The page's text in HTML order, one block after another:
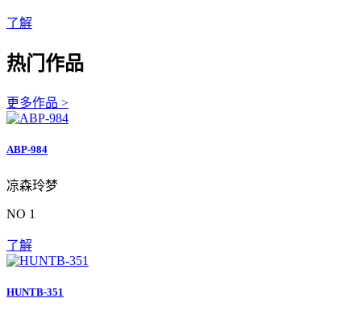
了解
热门作品
更多作品 >
ABP-984
凉森玲梦
NO 1
了解
HUNTB-351